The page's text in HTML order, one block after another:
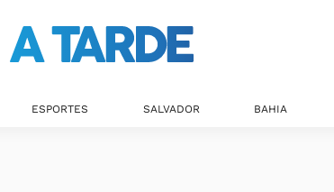
ESPORTES SALVADOR BAHIA